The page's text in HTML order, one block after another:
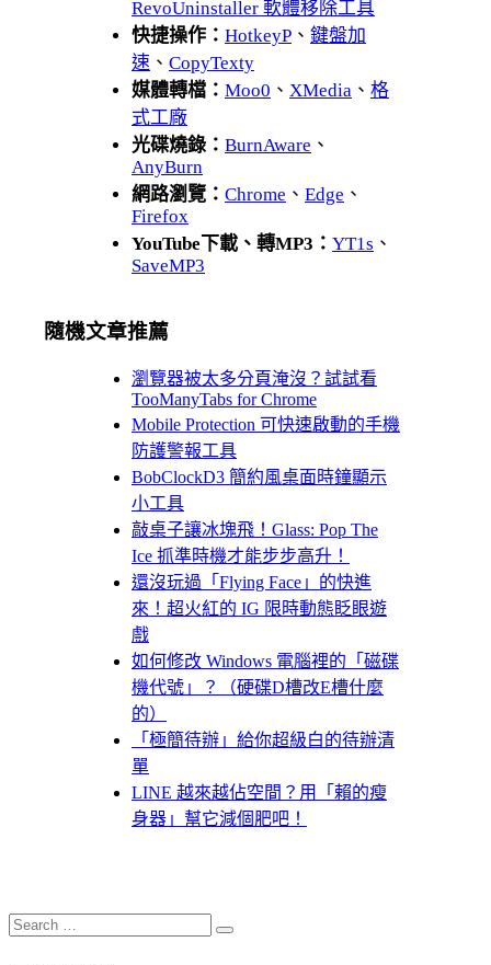
RevoUninstaller 軟體移除工具
快捷操作： HotkeyP 、 鍵盤加
速 、 CopyTexty
媒體轉檔： Moo0 、 XMedia 、 格
式工廠
光碟燒錄： BurnAware 、
AnyBurn
網路瀏覽： Chrome 、 Edge 、
Firefox
YouTube下載、轉MP3： YT1s 、
SaveMP3
隨機文章推薦
瀏覽器被太多分頁淹沒？試試看
TooManyTabs for Chrome
Mobile Protection 可快速啟動的手機
防護警報工具
BobClockD3 簡約風桌面時鐘顯示
小工具
敲桌子讓冰塊飛！Glass: Pop The
Ice 抓準時機才能步步高升！
還沒玩過「Flying Face」的快進
來！超火紅的 IG 限時動態眨眼遊
戲
如何修改 Windows 電腦裡的「磁碟
機代號」？（硬碟D槽改E槽什麼
的）
「極簡待辦」給你超級白的待辦清
單
LINE 越來越佔空間？用「賴的瘦
身器」幫它減個肥吧！
Search
for:
Search